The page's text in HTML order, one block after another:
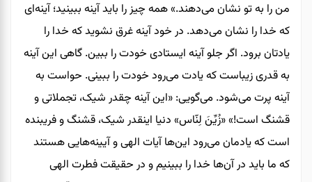
من را به تو نشان می‌دهند.» همه‌ چیز را باید آینه ببینید؛ آینه‌ای
که خدا را نشان می‌دهد. در خود آینه غرق نشوید که خدا را
یادتان برود. اگر جلو آینه ایستادی خودت را ببین. گاهی این آینه
به‌ قدری زیباست که یادت می‌رود خودت را ببینی. حواست به
آینه پرت می‌شود. می‌گویی: «این آینه چقدر شیک، تجملاتی و
قشنگ است!» «زُیِّنَ لِنّاس» دنیا اینقدر شیک، قشنگ و فریبنده
است که یادمان می‌رود این‌ها آیات الهی و آیینه‌هایی هستند
که ما باید در آن‌ها خدا را ببینیم و در حقیقت فطرت الهی